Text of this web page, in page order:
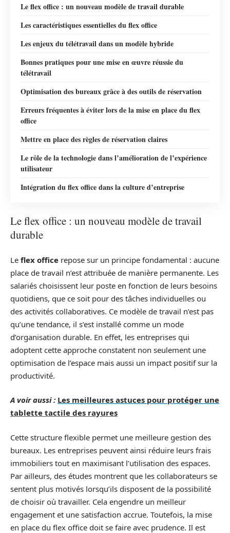
Le flex office : un nouveau modèle de travail durable
Les caractéristiques essentielles du flex office
Les enjeux du télétravail dans un modèle hybride
Bonnes pratiques pour une mise en œuvre réussie du
télétravail
Optimisation des bureaux grâce à des outils de réservation
Erreurs fréquentes à éviter lors de la mise en place du flex
office
Mettre en place des règles de réservation claires
Le rôle de la technologie dans l’amélioration de l’expérience
utilisateur
Intégration du flex office dans la culture d’entreprise
Le flex office : un nouveau modèle de travail
durable
Le flex office repose sur un principe fondamental : aucune
place de travail n’est attribuée de manière permanente. Les
salariés choisissent leur poste en fonction de leurs besoins
quotidiens, que ce soit pour des tâches individuelles ou
des activités collaboratives. Ce modèle de travail n’est pas
qu’une tendance, il s’est installé comme un mode
d’organisation durable. En effet, les entreprises qui
adoptent cette approche constatent non seulement une
optimisation de l’espace mais aussi un impact positif sur la
productivité.
A voir aussi : Les meilleures astuces pour protéger une
tablette tactile des rayures
Cette structure flexible permet une meilleure gestion des
bureaux. Les entreprises peuvent ainsi réduire leurs frais
immobiliers tout en maximisant l’utilisation des espaces.
Par ailleurs, des études montrent que les collaborateurs se
sentent plus motivés lorsqu’ils disposent de la possibilité
de choisir où travailler. Cela engendre un meilleur
engagement et une satisfaction accrue. Toutefois, la mise
en place du flex office doit se faire avec prudence. Il est